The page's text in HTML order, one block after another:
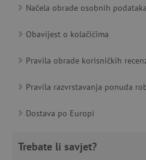
Načela obrade osobnih
Obavijest o kolačićima
Pravila obrade korisničkih
Pravila razvrstavanja ponuda
Dostava po Europi
Trebate li savjet?